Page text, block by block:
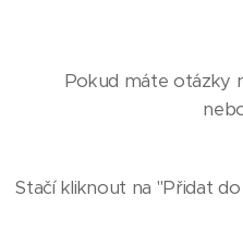
Pokud máte otázky
Stačí kliknout na "Přidat